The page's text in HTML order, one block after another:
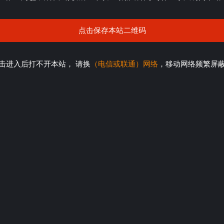
点击保存本站二维码
进入后打不开本站， 请换 （电信或联通）网络 ，移动网络频繁屏